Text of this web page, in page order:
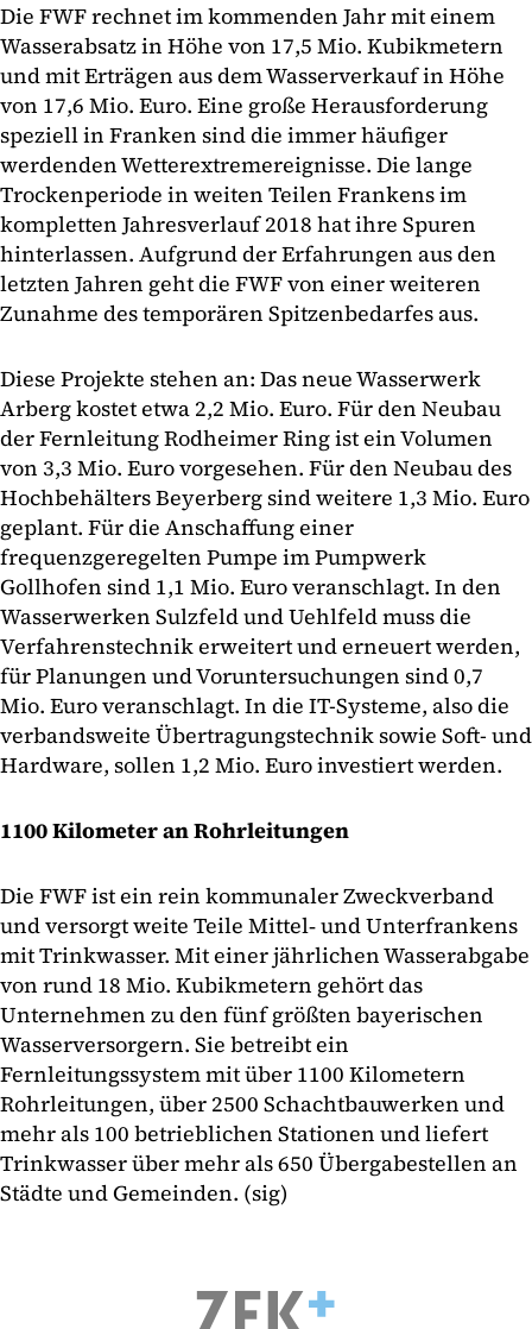
Die FWF rechnet im kommenden Jahr mit einem
Wasserabsatz in Höhe von 17,5 Mio. Kubikmetern
und mit Erträgen aus dem Wasserverkauf in Höhe
von 17,6 Mio. Euro. Eine große Herausforderung
speziell in Franken sind die immer häufiger
werdenden Wetterextremereignisse. Die lange
Trockenperiode in weiten Teilen Frankens im
kompletten Jahresverlauf 2018 hat ihre Spuren
hinterlassen. Aufgrund der Erfahrungen aus den
letzten Jahren geht die FWF von einer weiteren
Zunahme des temporären Spitzenbedarfes aus.
Diese Projekte stehen an: Das neue Wasserwerk
Arberg kostet etwa 2,2 Mio. Euro. Für den Neubau
der Fernleitung Rodheimer Ring ist ein Volumen
von 3,3 Mio. Euro vorgesehen. Für den Neubau des
Hochbehälters Beyerberg sind weitere 1,3 Mio. Euro
geplant. Für die Anschaffung einer
frequenzgeregelten Pumpe im Pumpwerk
Gollhofen sind 1,1 Mio. Euro veranschlagt. In den
Wasserwerken Sulzfeld und Uehlfeld muss die
Verfahrenstechnik erweitert und erneuert werden,
für Planungen und Voruntersuchungen sind 0,7
Mio. Euro veranschlagt. In die IT-Systeme, also die
verbandsweite Übertragungstechnik sowie Soft- und
Hardware, sollen 1,2 Mio. Euro investiert werden.
1100 Kilometer an Rohrleitungen
Die FWF ist ein rein kommunaler Zweckverband
und versorgt weite Teile Mittel‐ und Unterfrankens
mit Trinkwasser. Mit einer jährlichen Wasserabgabe
von rund 18 Mio. Kubikmetern gehört das
Unternehmen zu den fünf größten bayerischen
Wasserversorgern. Sie betreibt ein
Fernleitungssystem mit über 1100 Kilometern
Rohrleitungen, über 2500 Schachtbauwerken und
mehr als 100 betrieblichen Stationen und liefert
Trinkwasser über mehr als 650 Übergabestellen an
Städte und Gemeinden. (sig)